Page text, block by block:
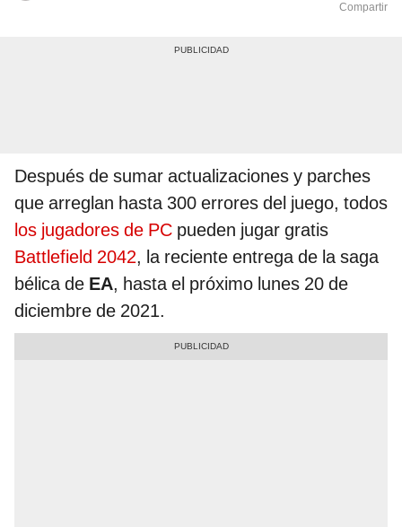
Compartir
Después de sumar actualizaciones y parches
que arreglan hasta 300 errores del juego, todos
los jugadores de PC pueden jugar gratis
Battlefield 2042, la reciente entrega de la saga
bélica de EA, hasta el próximo lunes 20 de
diciembre de 2021.